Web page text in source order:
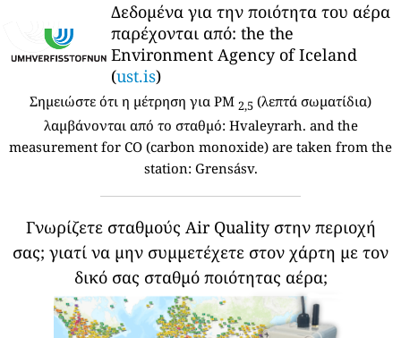
Δεδομένα για την ποιότητα του αέρα
παρέχονται από: the the
Environment Agency of Iceland
(ust.is)
Σημειώστε ότι η μέτρηση για PM 2,5 (λεπτά σωματίδια)
λαμβάνονται από το σταθμό: Hvaleyrarh. and the
measurement for CO (carbon monoxide) are taken from the
station: Grensásv.
Γνωρίζετε σταθμούς Air Quality στην περιοχή
σας; γιατί να μην συμμετέχετε στον χάρτη με τον
δικό σας σταθμό ποιότητας αέρα;